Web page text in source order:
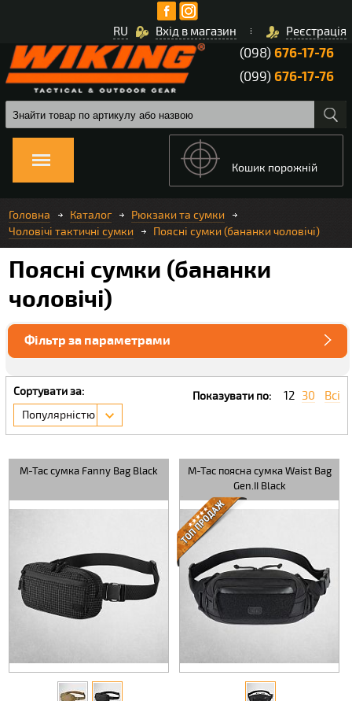
Вхід в магазин Реєстрація
RU
(098)676-17-76
(099)676-17-76
Кошик порожній
Головна Каталог
Рюкзаки та сумки
Чоловічі тактичні сумки
Поясні сумки (бананки чоловічі)
Поясні сумки (бананки
чоловічі)
Фільтр за параметрами
Сортувати за:
Популярністю
Показувати по: 12 30 Всі
M-Tac сумка Fanny Bag Black
M-Tac поясна сумка Waist Bag
Gen.II Black